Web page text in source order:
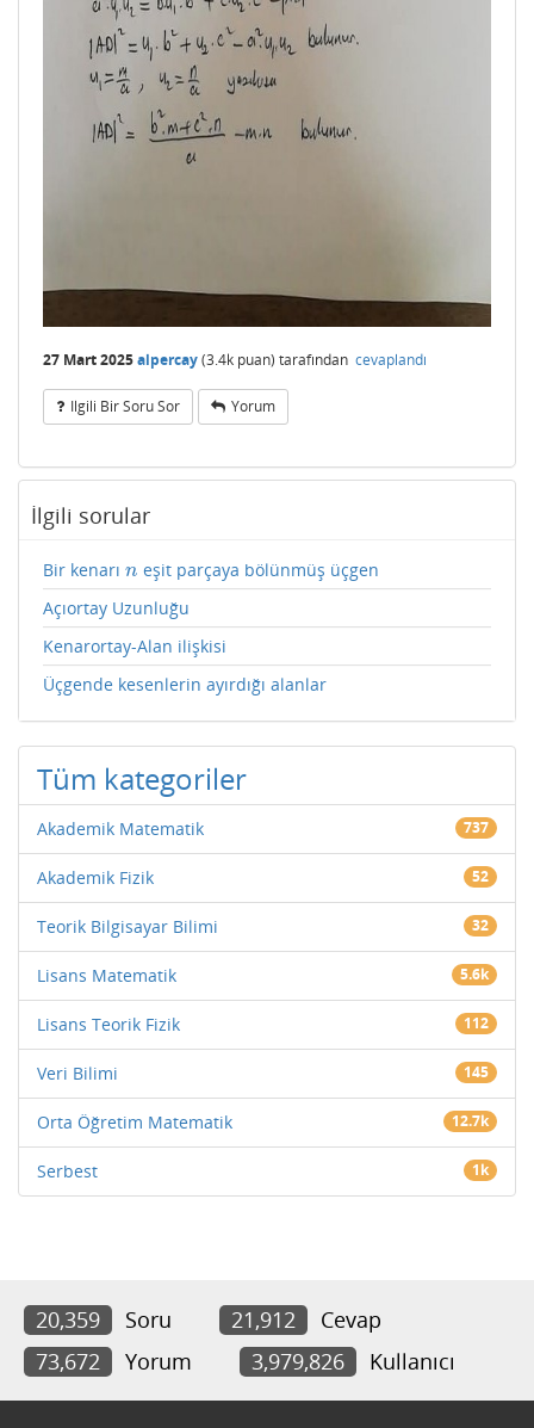
27 Mart 2025alpercay(3.4k puan) tarafından cevaplandı
Ilgili Bir Soru Sor Yorum
İlgili sorular
Bir kenarı n
n eşit parçaya bölünmüş üçgen
Açıortay Uzunluğu
Kenarortay-Alan ilişkisi
Üçgende kesenlerin ayırdığı alanlar
Tüm kategoriler
Akademik Matematik 737
Akademik Fizik 52
Teorik Bilgisayar Bilimi 32
Lisans Matematik 5.6k
Lisans Teorik Fizik 112
Veri Bilimi 145
Orta Öğretim Matematik 12.7k
Serbest 1k
20,359 Soru 21,912
Cevap
73,672
Yorum 3,979,826 Kullanıcı